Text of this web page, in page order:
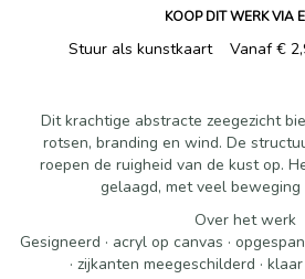
KOOP DIT WERK VIA
Stuur als kunstkaart Vanaf €
Dit krachtige abstracte zeegezicht
rotsen, branding en wind. De
roepen de ruigheid van de kust op.
gelaagd, met veel beweging
Over het werk
Gesigneerd · acryl op canvas ·
· zijkanten meegeschilderd ·